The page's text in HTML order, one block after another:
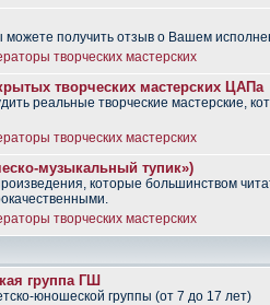
можете получить отзыв о Вашем
творческих мастерских
творческих мастерских ЦАПа
реальные творческие мастерские,
творческих мастерских
музыкальный тупик»)
которые большинством
творческих мастерских
группа ГШ
юношеской группы (от 7 до 17 лет)